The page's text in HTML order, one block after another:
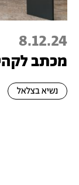
8.12.24
מכתב
נשיא בצלאל